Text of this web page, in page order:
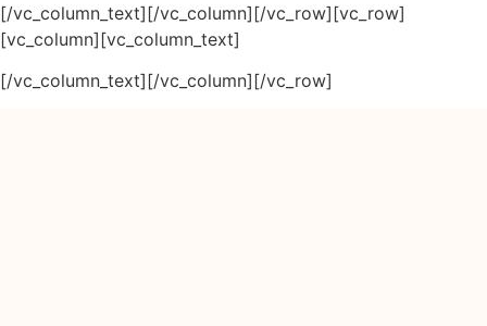
[/vc_column_text][/vc_column][/vc_row][vc_row]
[vc_column][vc_column_text]
[/vc_column_text][/vc_column][/vc_row]